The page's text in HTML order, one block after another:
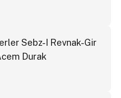
Sebz-I Revnak-Gir
Durak